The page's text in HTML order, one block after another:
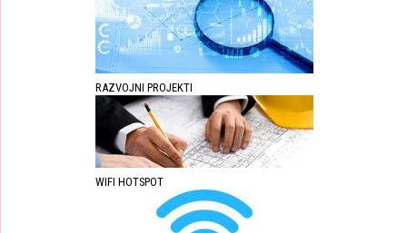
RAZVOJNI PROJEKTI
WIFI HOTSPOT